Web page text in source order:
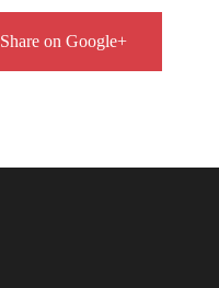
Share on Google+